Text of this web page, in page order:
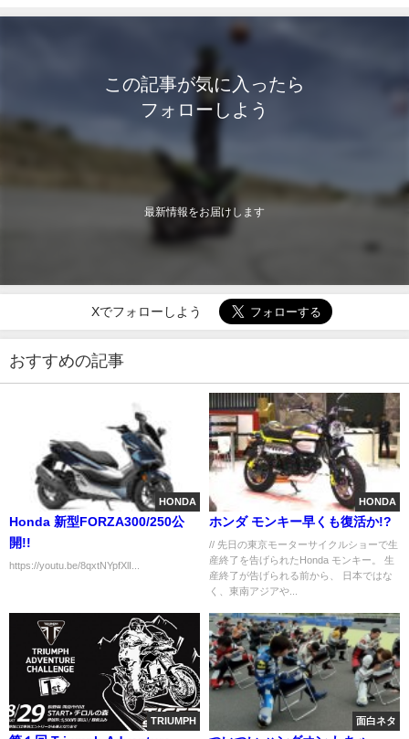
この記事が気に入ったら
フォローしよう
最新情報をお届けします
Xでフォローしよう
おすすめの記事
HONDA
Honda 新型FORZA300/250公
開!!
https://youtu.be/8qxtNYpfXlI...
HONDA
ホンダ モンキー早くも復活か!?
// 先日の東京モーターサイクルショーで生
産終了を告げられたHonda モンキー。 生
産終了が告げられる前から、 日本ではな
く、東南アジアや...
TRIUMPH 面白ネタ